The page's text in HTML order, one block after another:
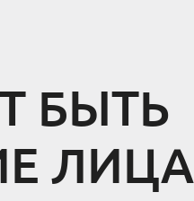
БЫТЬ
ЛИЦА